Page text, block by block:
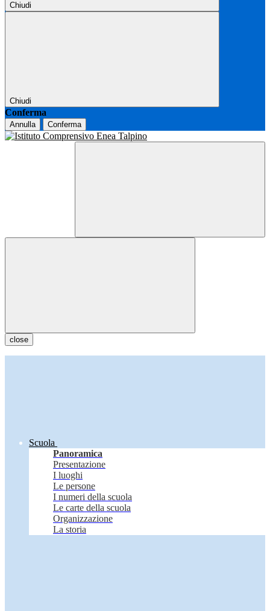
Chiudi
Chiudi
Conferma
Annulla Conferma
close
Scuola
Panoramica
Presentazione
I luoghi
Le persone
I numeri della scuola
Le carte della scuola
Organizzazione
La storia